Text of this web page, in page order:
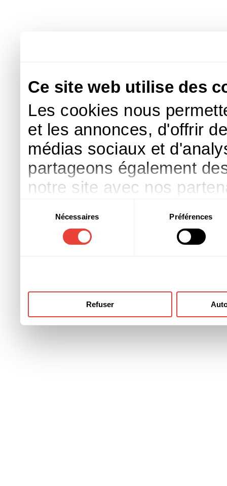
Ce site web utilise des
Les cookies nous
et les annonces, d'offrir
médias sociaux et
partageons également
notre site avec nos
d'autres informations
ont collectées lors de
consentement
Nécessaires Préférences
Refuser